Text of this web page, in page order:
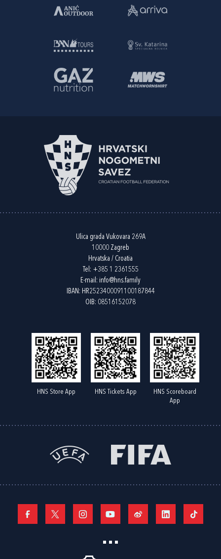
Ulica grada Vukovara 269A
10000 Zagreb
Hrvatska / Croatia
Tel: +385 1 2361555
E-mail: info@hns.family
IBAN: HR2523400091100187844
OIB: 08516152078
HNS Store App HNS Tickets App
HNS Scoreboard
App